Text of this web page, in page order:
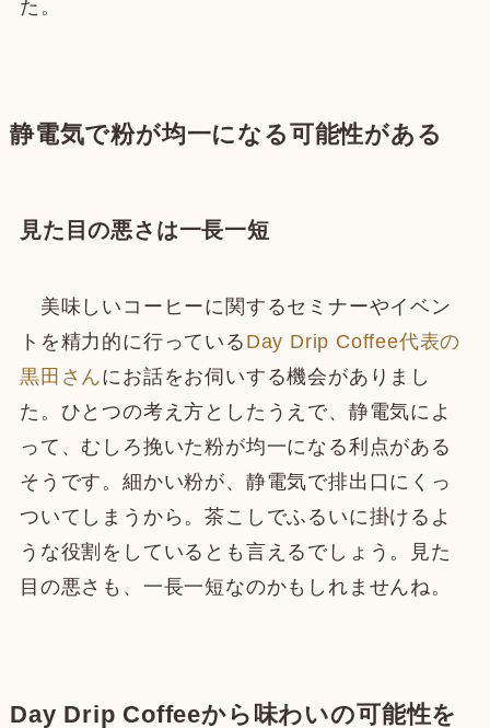
た。
静電気で粉が均一になる可能性がある
見た目の悪さは一長一短
美味しいコーヒーに関するセミナーやイベン
トを精力的に行っている Day Drip Coffee代表の
黒田さんにお話をお伺いする機会がありまし
た。ひとつの考え方としたうえで、静電気によ
って、むしろ挽いた粉が均一になる利点がある
そうです。細かい粉が、静電気で排出口にくっ
ついてしまうから。茶こしでふるいに掛けるよ
うな役割をしているとも言えるでしょう。見た
目の悪さも、一長一短なのかもしれませんね。
Day Drip Coffeeから味わいの可能性を